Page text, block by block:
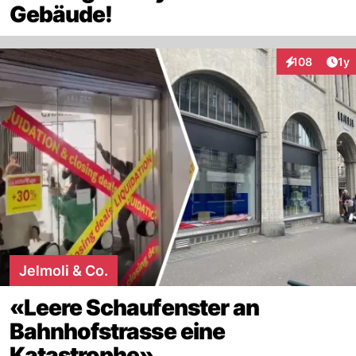
Gebäude!
108
Interaktionen
1y
Jelmoli & Co.
«Leere Schaufenster an
Bahnhofstrasse eine